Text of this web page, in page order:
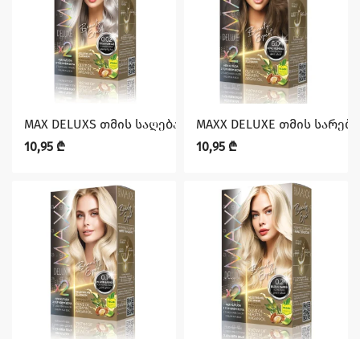
MAX DELUXS თმის საღებავი 0.02 (1610 00110)
10,95 ₾
MAXX DELUXE თმის
10,95 ₾